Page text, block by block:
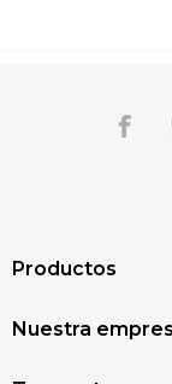
Productos
Nuestra